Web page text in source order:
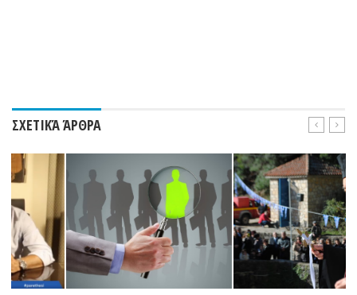
ΣΧΕΤΙΚΆ ΆΡΘΡΑ